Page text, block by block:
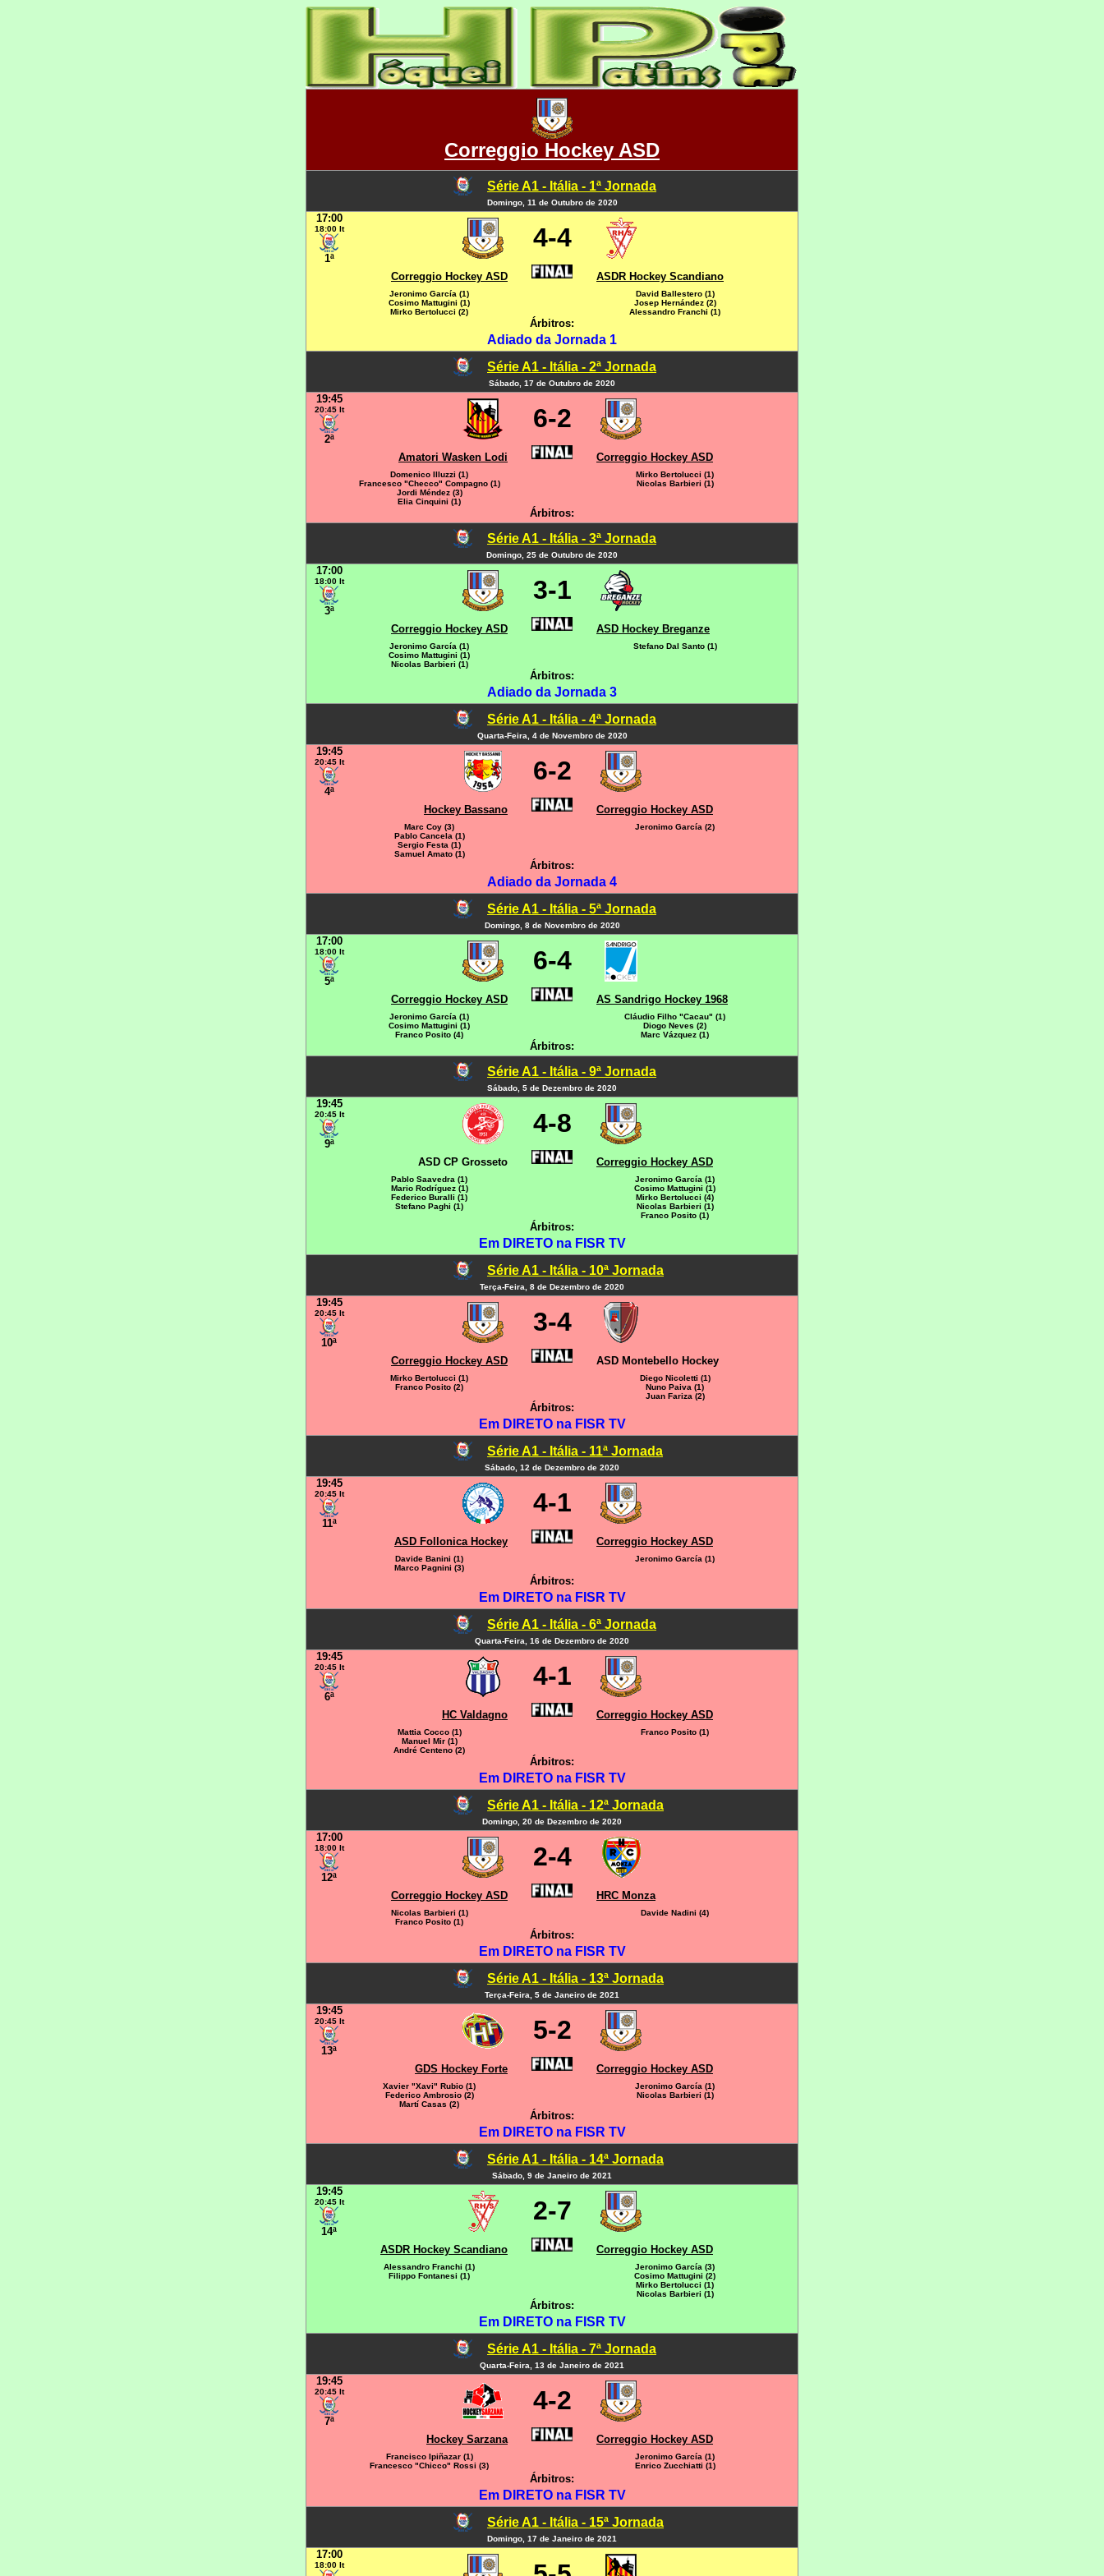
Correggio Hockey ASD
Série A1 - Itália - 1ª Jornada
Domingo, 11 de Outubro de 2020
17:00
18:00 It
1ª
4-4
Correggio Hockey ASD ASDR Hockey Scandiano
Jeronimo García (1)
Cosimo Mattugini (1)
Mirko Bertolucci (2)
David Ballestero (1)
Josep Hernández (2)
Alessandro Franchi (1)
Árbitros:
Adiado da Jornada 1
Série A1 - Itália - 2ª Jornada
Sábado, 17 de Outubro de 2020
19:45
20:45 It
2ª
6-2
Amatori Wasken Lodi Correggio Hockey ASD
Domenico Illuzzi (1)
Francesco "Checco" Compagno (1)
Jordi Méndez (3)
Elia Cinquini (1)
Mirko Bertolucci (1)
Nicolas Barbieri (1)
Árbitros:
Série A1 - Itália - 3ª Jornada
Domingo, 25 de Outubro de 2020
17:00
18:00 It
3ª
3-1
Correggio Hockey ASD ASD Hockey Breganze
Jeronimo García (1)
Cosimo Mattugini (1)
Nicolas Barbieri (1)
Stefano Dal Santo (1)
Árbitros:
Adiado da Jornada 3
Série A1 - Itália - 4ª Jornada
Quarta-Feira, 4 de Novembro de 2020
19:45
20:45 It
4ª
6-2
Hockey Bassano Correggio Hockey ASD
Marc Coy (3)
Pablo Cancela (1)
Sergio Festa (1)
Samuel Amato (1)
Jeronimo García (2)
Árbitros:
Adiado da Jornada 4
Série A1 - Itália - 5ª Jornada
Domingo, 8 de Novembro de 2020
17:00
18:00 It
5ª
6-4
Correggio Hockey ASD AS Sandrigo Hockey 1968
Jeronimo García (1)
Cosimo Mattugini (1)
Franco Posito (4)
Cláudio Filho "Cacau" (1)
Diogo Neves (2)
Marc Vázquez (1)
Árbitros:
Série A1 - Itália - 9ª Jornada
Sábado, 5 de Dezembro de 2020
19:45
20:45 It
9ª
4-8
ASD CP Grosseto Correggio Hockey ASD
Pablo Saavedra (1)
Mario Rodríguez (1)
Federico Buralli (1)
Stefano Paghi (1)
Jeronimo García (1)
Cosimo Mattugini (1)
Mirko Bertolucci (4)
Nicolas Barbieri (1)
Franco Posito (1)
Árbitros:
Em DIRETO na FISR TV
Série A1 - Itália - 10ª Jornada
Terça-Feira, 8 de Dezembro de 2020
19:45
20:45 It
10ª
3-4
Correggio Hockey ASD ASD Montebello Hockey
Mirko Bertolucci (1)
Franco Posito (2)
Diego Nicoletti (1)
Nuno Paiva (1)
Juan Fariza (2)
Árbitros:
Em DIRETO na FISR TV
Série A1 - Itália - 11ª Jornada
Sábado, 12 de Dezembro de 2020
19:45
20:45 It
11ª
4-1
ASD Follonica Hockey Correggio Hockey ASD
Davide Banini (1)
Marco Pagnini (3)
Jeronimo García (1)
Árbitros:
Em DIRETO na FISR TV
Série A1 - Itália - 6ª Jornada
Quarta-Feira, 16 de Dezembro de 2020
19:45
20:45 It
6ª
4-1
HC Valdagno Correggio Hockey ASD
Mattia Cocco (1)
Manuel Mir (1)
André Centeno (2)
Franco Posito (1)
Árbitros:
Em DIRETO na FISR TV
Série A1 - Itália - 12ª Jornada
Domingo, 20 de Dezembro de 2020
17:00
18:00 It
12ª
2-4
Correggio Hockey ASD HRC Monza
Nicolas Barbieri (1)
Franco Posito (1)
Davide Nadini (4)
Árbitros:
Em DIRETO na FISR TV
Série A1 - Itália - 13ª Jornada
Terça-Feira, 5 de Janeiro de 2021
19:45
20:45 It
13ª
5-2
GDS Hockey Forte Correggio Hockey ASD
Xavier "Xavi" Rubio (1)
Federico Ambrosio (2)
Martí Casas (2)
Jeronimo García (1)
Nicolas Barbieri (1)
Árbitros:
Em DIRETO na FISR TV
Série A1 - Itália - 14ª Jornada
Sábado, 9 de Janeiro de 2021
19:45
20:45 It
14ª
2-7
ASDR Hockey Scandiano Correggio Hockey ASD
Alessandro Franchi (1)
Filippo Fontanesi (1)
Jeronimo García (3)
Cosimo Mattugini (2)
Mirko Bertolucci (1)
Nicolas Barbieri (1)
Árbitros:
Em DIRETO na FISR TV
Série A1 - Itália - 7ª Jornada
Quarta-Feira, 13 de Janeiro de 2021
19:45
20:45 It
7ª
4-2
Hockey Sarzana Correggio Hockey ASD
Francisco Ipiñazar (1)
Francesco "Chicco" Rossi (3)
Jeronimo García (1)
Enrico Zucchiatti (1)
Árbitros:
Em DIRETO na FISR TV
Série A1 - Itália - 15ª Jornada
Domingo, 17 de Janeiro de 2021
17:00
18:00 It